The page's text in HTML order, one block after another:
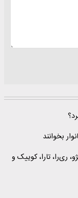
بخوانند
تارا، کوییک و